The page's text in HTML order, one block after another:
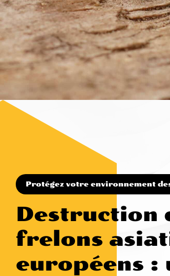
Protégez votre environnement
Destruction
frelons
européens :